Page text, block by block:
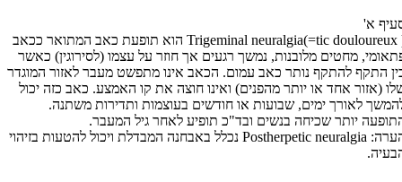
א'
Trigeminal neuralgia(=tic douloureux ) הוא תופעת כאב המתואר ככאב
מחטים מלובנות, נמשך רגעים אך חוזר על עצמו (לסירוגין) כאשר
התקף להתקף נותר כאב עמום. הכאב אינו מתפשט מעבר לאזור המוגדר
(אזור אחד או יותר מהפנים) ואינו חוצה את קו האמצע. כאב כזה יכול
לאורך ימים, שבועות או חודשים בעוצמות ותדירות משתנה.
יותר שכיחה בנשים ובד"כ תופיע לאחר גיל המעבר.
הערה: Postherpetic neuralgia נכלל באבחנה המבדלת ויכול להטעות בזיהוי